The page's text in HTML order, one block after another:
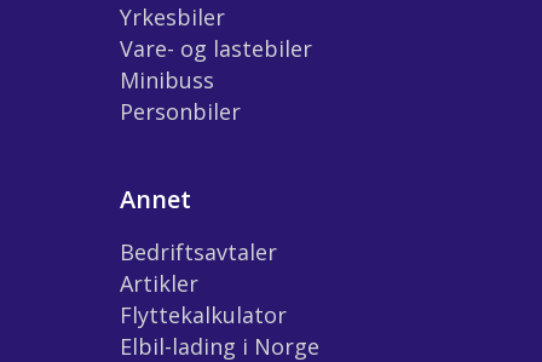
Yrkesbiler
Vare- og lastebiler
Minibuss
Personbiler
Annet
Bedriftsavtaler
Artikler
Flyttekalkulator
Elbil-lading i Norge